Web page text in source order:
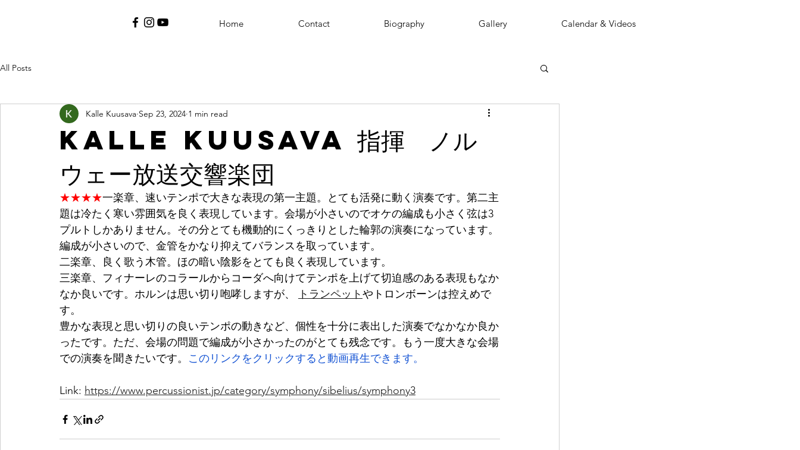
Home Contact Biography Gallery Calendar & Videos
All Posts
Kalle Kuusava 指揮 ノル
ウェー放送交響楽団
Kalle Kuusava Sep 23, 2024 1 min read
★★★★一楽章、速いテンポで大きな表現の第一主題。とても活発に動く演奏です。第二主
題は冷たく寒い雰囲気を良く表現しています。会場が小さいのでオケの編成も小さく弦は3
プルトしかありません。その分とても機動的にくっきりとした輪郭の演奏になっています。
編成が小さいので、金管をかなり抑えてバランスを取っています。
二楽章、良く歌う木管。ほの暗い陰影をとても良く表現しています。
三楽章、フィナーレのコラールからコーダへ向けてテンポを上げて切迫感のある表現もなか
なか良いです。ホルンは思い切り咆哮しますが、
トランペットやトロンボーンは控えめで
す。
豊かな表現と思い切りの良いテンポの動きなど、個性を十分に表出した演奏でなかなか良か
ったです。ただ、会場の問題で編成が小さかったのがとても残念です。もう一度大きな会場
での演奏を聞きたいです。 このリンクをクリックすると動画再生できます。
Link: https://www.percussionist.jp/category/symphony/sibelius/symphony3